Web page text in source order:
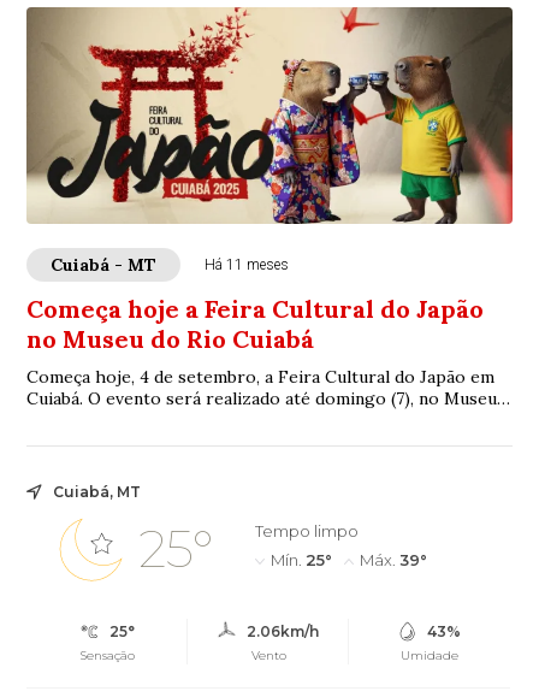
Cuiabá - MT Há 11 meses
Começa hoje a Feira Cultural do Japão
no Museu do Rio Cuiabá
Começa hoje, 4 de setembro, a Feira Cultural do Japão em
Cuiabá. O evento será realizado até domingo (7), no Museu
Cuiabá, MT
25°
Tempo limpo
Mín. 25° Máx. 39°
25°
Sensação
2.06km/h
Vento
43%
Umidade